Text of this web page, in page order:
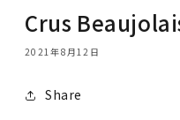
Crus
2021年8月12日
Share